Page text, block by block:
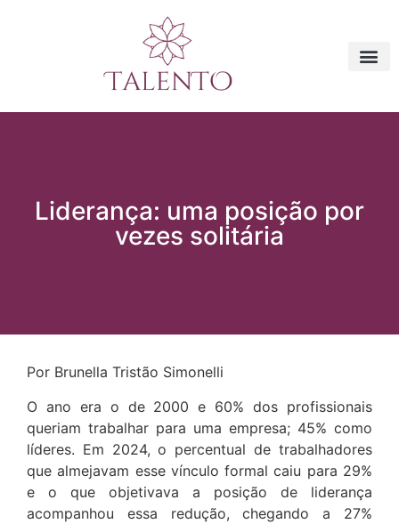
Liderança: uma posição por
vezes solitária
Por Brunella Tristão Simonelli
O ano era o de 2000 e 60% dos profissionais
queriam trabalhar para uma empresa; 45% como
líderes. Em 2024, o percentual de trabalhadores
que almejavam esse vínculo formal caiu para 29%
e o que objetivava a posição de liderança
acompanhou essa redução, chegando a 27%